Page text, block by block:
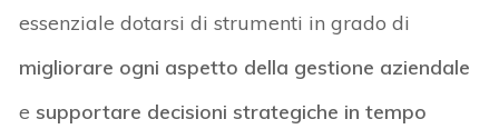
essenziale dotarsi di strumenti in grado di
migliorare ogni aspetto della gestione aziendale
e supportare decisioni strategiche in tempo